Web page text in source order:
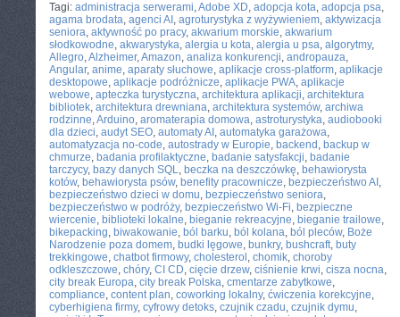
Tagi: administracja serwerami,Adobe XD, adopcja kota, adopcja psa,
agama brodata, agenci AI , agroturystyka z wyżywieniem, aktywizacja
seniora, aktywność po pracy, akwarium morskie, akwarium
słodkowodne, akwarystyka, alergia u kota, alergia u psa, algorytmy,
Allegro,Alzheimer,Amazon, analiza konkurencji, andropauza,
Angular, anime, aparaty słuchowe, aplikacje cross-platform, aplikacje
desktopowe, aplikacje podróżnicze, aplikacje PWA, aplikacje
webowe, apteczka turystyczna, architektura aplikacji, architektura
bibliotek, architektura drewniana, architektura systemów, archiwa
rodzinne,Arduino, aromaterapia domowa, astroturystyka, audiobooki
dla dzieci, audyt SEO, automaty AI , automatyka garażowa,
automatyzacja no-code, autostrady w Europie, backend , backup w
chmurze, badania profilaktyczne, badanie satysfakcji, badanie
tarczycy, bazy danych SQL, beczka na deszczówkę, behawiorysta
kotów, behawiorysta psów, benefity pracownicze, bezpieczeństwo AI ,
bezpieczeństwo dzieci w domu, bezpieczeństwo seniora,
bezpieczeństwo w podróży, bezpieczeństwo Wi-Fi, bezpieczne
wiercenie, biblioteki lokalne, bieganie rekreacyjne, bieganie trailowe,
bikepacking, biwakowanie, ból barku, ból kolana, ból pleców, Boże
Narodzenie poza domem, budki lęgowe, bunkry, bushcraft, buty
trekkingowe, chatbot firmowy, cholesterol , chomik, choroby
odkleszczowe, chóry, CI CD, cięcie drzew, ciśnienie krwi, cisza nocna,
city break Europa, city break Polska, cmentarze zabytkowe,
compliance, content plan, coworking lokalny, ćwiczenia korekcyjne,
cyberhigiena firmy, cyfrowy detoks, czujnik czadu, czujnik dymu,